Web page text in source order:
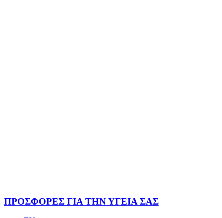
ΠΡΟΣΦΟΡΕΣ ΓΙΑ ΤΗΝ ΥΓΕΙΑ ΣΑΣ